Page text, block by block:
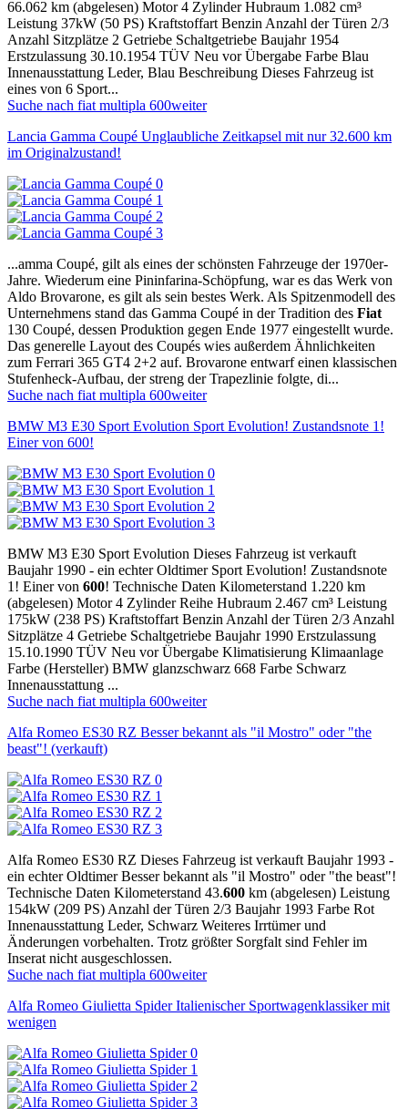
66.062 km (abgelesen) Motor 4 Zylinder Hubraum 1.082 cm³
Leistung 37kW (50 PS) Kraftstoffart Benzin Anzahl der Türen 2/3
Anzahl Sitzplätze 2 Getriebe Schaltgetriebe Baujahr 1954
Erstzulassung 30.10.1954 TÜV Neu vor Übergabe Farbe Blau
Innenausstattung Leder, Blau Beschreibung Dieses Fahrzeug ist
eines von 6 Sport...
Suche nach fiat multipla 600weiter
Lancia Gamma Coupé Unglaubliche Zeitkapsel mit nur 32.600 km
im Originalzustand!
...amma Coupé, gilt als eines der schönsten Fahrzeuge der 1970er-
Jahre. Wiederum eine Pininfarina-Schöpfung, war es das Werk von
Aldo Brovarone, es gilt als sein bestes Werk. Als Spitzenmodell des
Unternehmens stand das Gamma Coupé in der Tradition des Fiat
130 Coupé, dessen Produktion gegen Ende 1977 eingestellt wurde.
Das generelle Layout des Coupés wies außerdem Ähnlichkeiten
zum Ferrari 365 GT4 2+2 auf. Brovarone entwarf einen klassischen
Stufenheck-Aufbau, der streng der Trapezlinie folgte, di...
Suche nach fiat multipla 600weiter
BMW M3 E30 Sport Evolution Sport Evolution! Zustandsnote 1!
Einer von 600!
BMW M3 E30 Sport Evolution Dieses Fahrzeug ist verkauft
Baujahr 1990 - ein echter Oldtimer Sport Evolution! Zustandsnote
1! Einer von 600! Technische Daten Kilometerstand 1.220 km
(abgelesen) Motor 4 Zylinder Reihe Hubraum 2.467 cm³ Leistung
175kW (238 PS) Kraftstoffart Benzin Anzahl der Türen 2/3 Anzahl
Sitzplätze 4 Getriebe Schaltgetriebe Baujahr 1990 Erstzulassung
15.10.1990 TÜV Neu vor Übergabe Klimatisierung Klimaanlage
Farbe (Hersteller) BMW glanzschwarz 668 Farbe Schwarz
Innenausstattung ...
Suche nach fiat multipla 600weiter
Alfa Romeo ES30 RZ Besser bekannt als "il Mostro" oder "the
beast"! (verkauft)
Alfa Romeo ES30 RZ Dieses Fahrzeug ist verkauft Baujahr 1993 -
ein echter Oldtimer Besser bekannt als "il Mostro" oder "the beast"!
Technische Daten Kilometerstand 43.600 km (abgelesen) Leistung
154kW (209 PS) Anzahl der Türen 2/3 Baujahr 1993 Farbe Rot
Innenausstattung Leder, Schwarz Weiteres Irrtümer und
Änderungen vorbehalten. Trotz größter Sorgfalt sind Fehler im
Inserat nicht ausgeschlossen.
Suche nach fiat multipla 600weiter
Alfa Romeo Giulietta Spider Italienischer Sportwagenklassiker mit
wenigen